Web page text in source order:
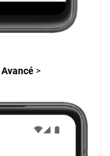
Avancé >